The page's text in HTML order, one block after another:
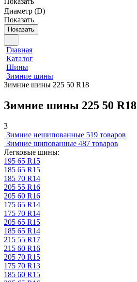
Диаметр (D)
Показать
Показать
Главная
Каталог
Шины
Зимние шины
Зимние шины 225 50 R18
Зимние шины 225 50 R18
3
Зимние нешипованные 519 товаров
Зимние шипованные 487 товаров
Легковые шины:
195 65 R15
185 65 R15
185 70 R14
205 55 R16
205 60 R16
175 65 R14
175 70 R14
205 65 R15
185 65 R14
215 55 R17
215 60 R16
205 70 R15
175 70 R13
185 60 R15